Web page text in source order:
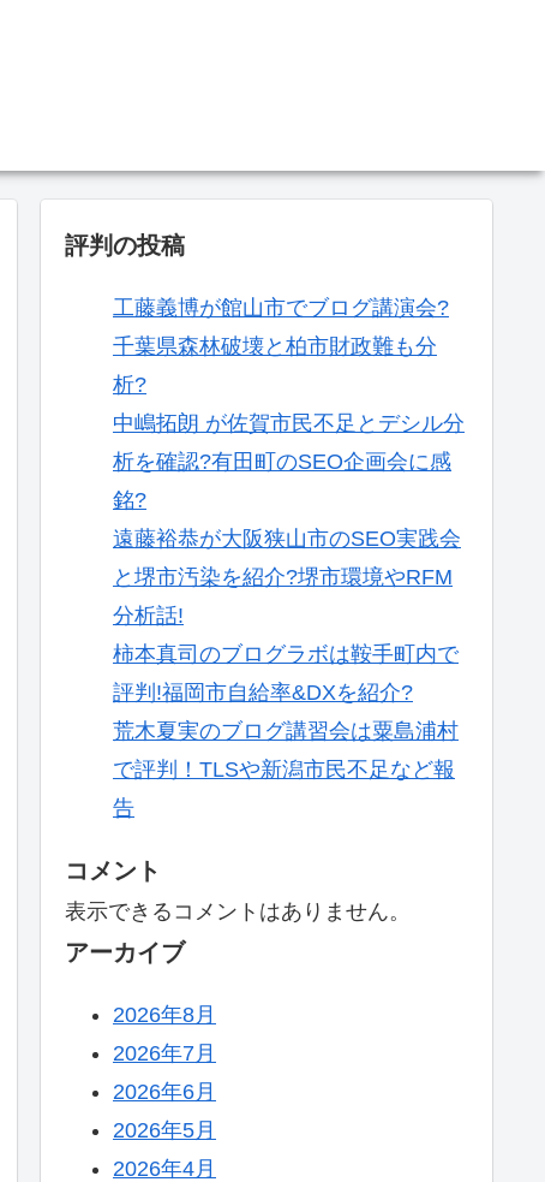
評判の投稿
工藤義博が館山市でブログ講演会?
千葉県森林破壊と柏市財政難も分
析?
中嶋拓朗 が佐賀市民不足とデシル分
析を確認?有田町のSEO企画会に感
銘?
遠藤裕恭が大阪狭山市のSEO実践会
と堺市汚染を紹介?堺市環境やRFM
分析話!
柿本真司のブログラボは鞍手町内で
評判!福岡市自給率&DXを紹介?
荒木夏実のブログ講習会は粟島浦村
で評判！TLSや新潟市民不足など報
告
コメント
表示できるコメントはありません。
アーカイブ
2026年8月
2026年7月
2026年6月
2026年5月
2026年4月